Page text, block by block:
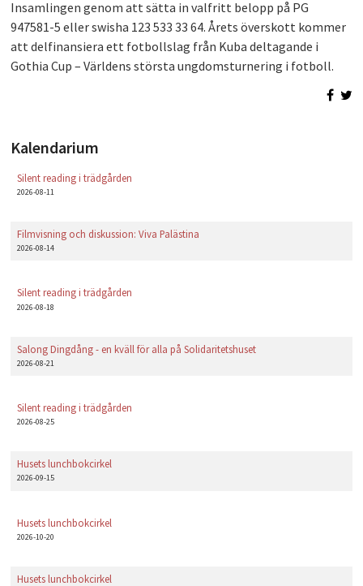
Insamlingen genom att sätta in valfritt belopp på PG
947581-5 eller swisha 123 533 33 64. Årets överskott kommer
att delfinansiera ett fotbollslag från Kuba deltagande i
Gothia Cup – Världens största ungdomsturnering i fotboll.
Kalendarium
Silent reading i trädgården
2026-08-11
Filmvisning och diskussion: Viva Palästina
2026-08-14
Silent reading i trädgården
2026-08-18
Salong Dingdång - en kväll för alla på Solidaritetshuset
2026-08-21
Silent reading i trädgården
2026-08-25
Husets lunchbokcirkel
2026-09-15
Husets lunchbokcirkel
2026-10-20
Husets lunchbokcirkel